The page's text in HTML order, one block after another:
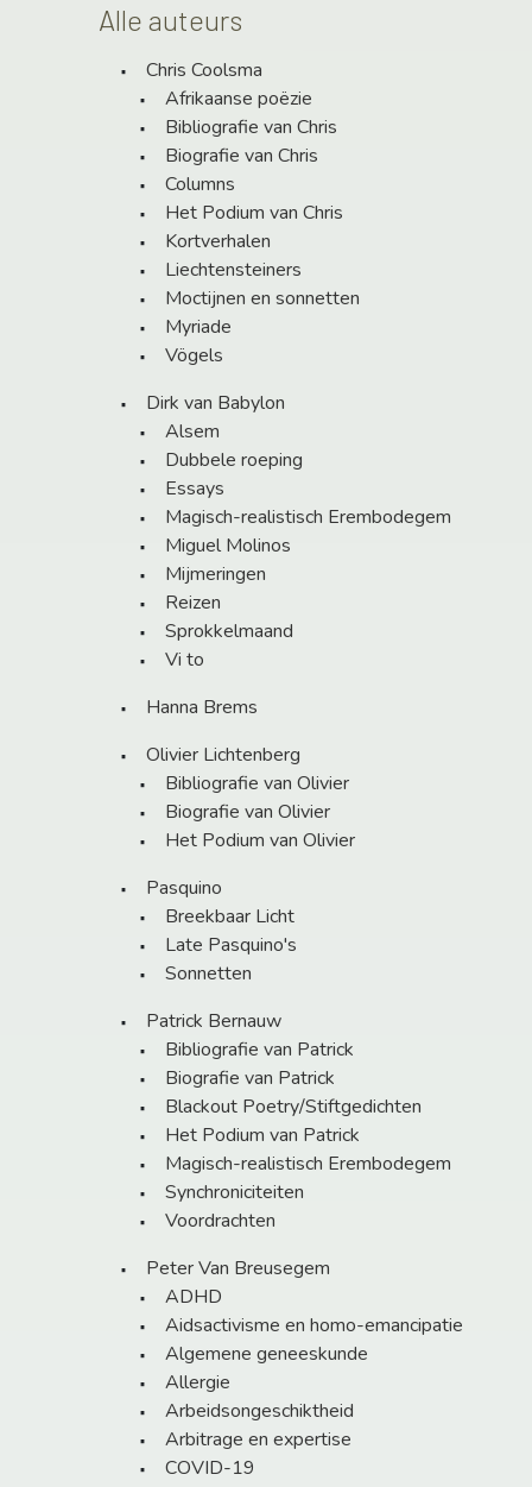
Alle auteurs
Chris Coolsma
Afrikaanse poëzie
Bibliografie van Chris
Biografie van Chris
Columns
Het Podium van Chris
Kortverhalen
Liechtensteiners
Moctijnen en sonnetten
Myriade
Vögels
Dirk van Babylon
Alsem
Dubbele roeping
Essays
Magisch-realistisch Erembodegem
Miguel Molinos
Mijmeringen
Reizen
Sprokkelmaand
Vi to
Hanna Brems
Olivier Lichtenberg
Bibliografie van Olivier
Biografie van Olivier
Het Podium van Olivier
Pasquino
Breekbaar Licht
Late Pasquino's
Sonnetten
Patrick Bernauw
Bibliografie van Patrick
Biografie van Patrick
Blackout Poetry/Stiftgedichten
Het Podium van Patrick
Magisch-realistisch Erembodegem
Synchroniciteiten
Voordrachten
Peter Van Breusegem
ADHD
Aidsactivisme en homo-emancipatie
Algemene geneeskunde
Allergie
Arbeidsongeschiktheid
Arbitrage en expertise
COVID-19